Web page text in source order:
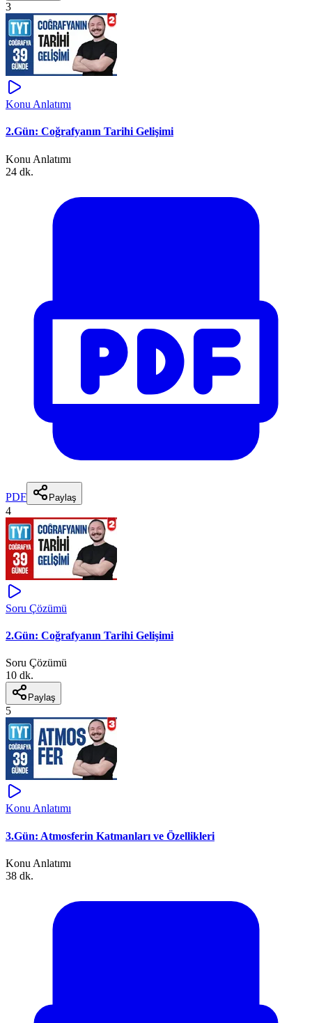
3
Konu Anlatımı
2.Gün: Coğrafyanın Tarihi Gelişimi
Konu Anlatımı
24 dk.
PDF Paylaş
4
Soru Çözümü
2.Gün: Coğrafyanın Tarihi Gelişimi
Soru Çözümü
10 dk.
Paylaş
5
Konu Anlatımı
3.Gün: Atmosferin Katmanları ve Özellikleri
Konu Anlatımı
38 dk.